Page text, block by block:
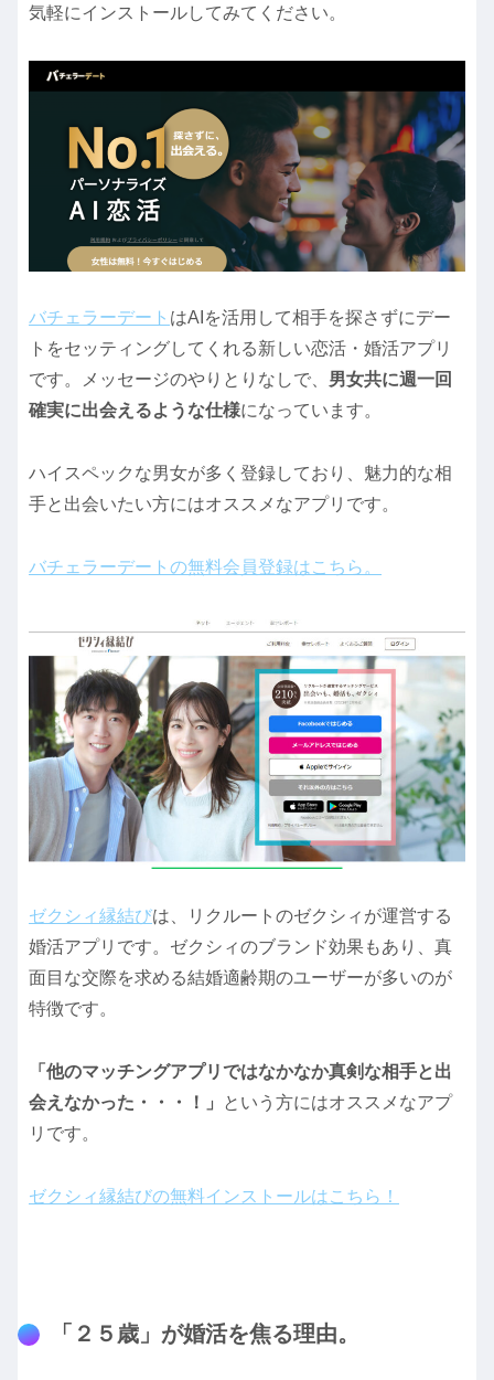
気軽にインストールしてみてください。
バチェラーデート はAIを活用して相手を探さずにデー
トをセッティングしてくれる新しい恋活・婚活アプリ
です。メッセージのやりとりなしで、 男女共に週一回
確実に出会えるような仕様になっています。
ハイスペックな男女が多く登録しており、魅力的な相
手と出会いたい方にはオススメなアプリです。
バチェラーデートの無料会員登録はこちら。
ゼクシィ縁結びは、リクルートのゼクシィが運営する
婚活アプリです。ゼクシィのブランド効果もあり、真
面目な交際を求める結婚適齢期のユーザーが多いのが
特徴です。
「他のマッチングアプリではなかなか真剣な相手と出
会えなかった・・・！」
という方にはオススメなアプ
リです。
ゼクシィ縁結びの無料インストールはこちら！
「２５歳」が婚活を焦る理由。